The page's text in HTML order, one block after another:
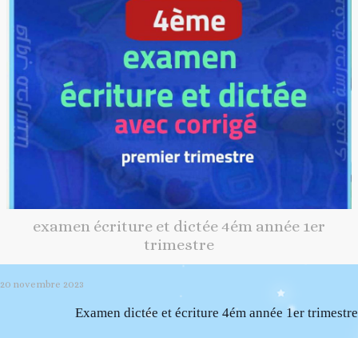
examen écriture et dictée 4ém année 1er
trimestre
20 novembre 2023
Examen dictée et écriture 4ém année 1er trimestre